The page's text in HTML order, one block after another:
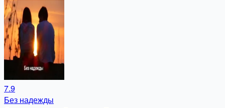
7.9
Без надежды